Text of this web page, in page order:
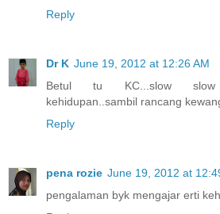
Reply
Dr K June 19, 2012 at 12:26 AM
Betul tu KC...slow slow
kehidupan..sambil rancang
Reply
pena rozie June 19, 2012 at
pengalaman byk mengajar erti